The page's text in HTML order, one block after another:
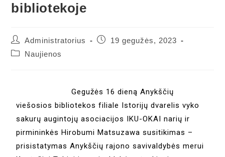
bibliotekoje
Administratorius
19 gegužės, 2023
Naujienos
Gegužės 16 dieną Anykščių
viešosios bibliotekos filiale Istorijų dvarelis vyko
sakurų augintojų asociacijos IKU-OKAI narių ir
pirmininkės Hirobumi Matsuzawa susitikimas –
prisistatymas Anykščių rajono savivaldybės merui